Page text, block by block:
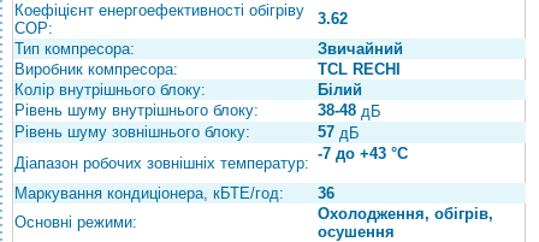
Коефіцієнт енергоефективності обігріву
COP:
3.62
Тип компресора:
Звичайний
Виробник компресора:
TCL RECHI
Колір внутрішнього блоку:
Білий
Рівень шуму внутрішнього блоку:
38-48 дБ
Рівень шуму зовнішнього блоку:
57 дБ
Діапазон робочих зовнішніх температур:
-7 до +43 °С
Маркування кондиціонера, кБТЕ/год:
36
Основні режими:
Охолодження, обігрів,
осушення